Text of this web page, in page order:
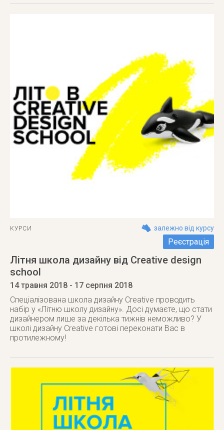
КУРСИ залежно від курсу
Реєстрація
Літня школа дизайну від Creative design
school
14 травня 2018 - 17 серпня 2018
Спеціалізована школа дизайну Creative проводить
набір у «Літню школу дизайну». Досі думаєте, що стати
дизайнером лише за декілька тижнів неможливо? У
школі дизайну Creative готові переконати Вас в
протилежному!